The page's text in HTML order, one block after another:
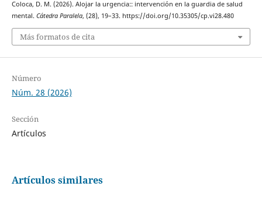
Coloca, D. M. (2026). Alojar la urgencia:: intervención en la guardia de salud
mental. Cátedra Paralela, (28), 19–33. https://doi.org/10.35305/cp.vi28.480
Más formatos de cita
Número
Núm. 28 (2026)
Sección
Artículos
Artículos similares